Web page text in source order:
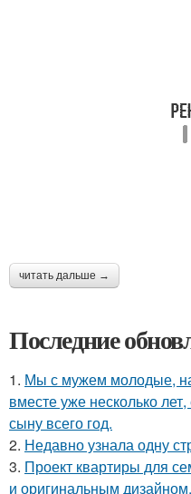
читать дальше →
Последние
1. Мы с мужем молодые,
вместе уже несколько
сыну всего год.
2. Недавно узнала одну
3. Проект квартиры для
и оригинальным дизайном.